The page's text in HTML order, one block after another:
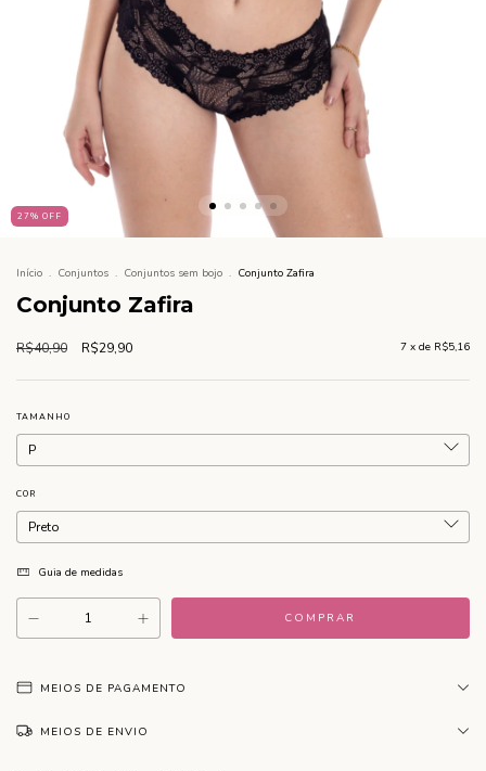
27% OFF
Início . Conjuntos . Conjuntos sem bojo . Conjunto Zafira
Conjunto Zafira
R$40,90 R$29,90 7 x de R$5,16
TAMANHO
COR
Guia de medidas
MEIOS DE PAGAMENTO
MEIOS DE ENVIO